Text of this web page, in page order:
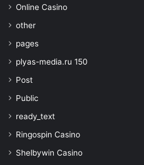
Online Casino
other
pages
plyas-media.ru 150
Post
Public
ready_text
Ringospin Casino
Shelbywin Casino